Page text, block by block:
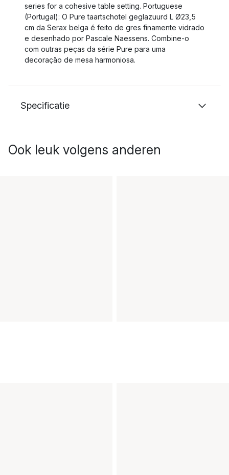
series for a cohesive table setting. Portuguese
(Portugal): O Pure taartschotel geglazuurd L Ø23,5
cm da Serax belga é feito de gres finamente vidrado
e desenhado por Pascale Naessens. Combine-o
com outras peças da série Pure para uma
decoração de mesa harmoniosa.
Specificatie
Ook leuk volgens anderen